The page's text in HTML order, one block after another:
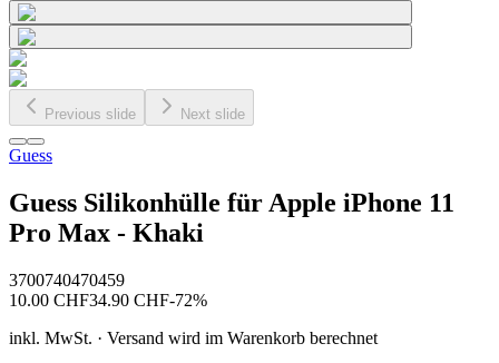
Previous slide Next slide
Guess
Guess Silikonhülle für Apple iPhone 11
Pro Max - Khaki
3700740470459
10.00 CHF34.90 CHF-72%
inkl. MwSt. · Versand wird im Warenkorb berechnet